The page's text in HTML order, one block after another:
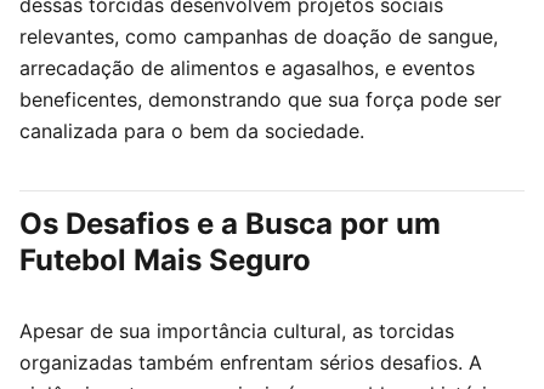
dessas torcidas desenvolvem projetos sociais
relevantes, como campanhas de doação de sangue,
arrecadação de alimentos e agasalhos, e eventos
beneficentes, demonstrando que sua força pode ser
canalizada para o bem da sociedade.
Os Desafios e a Busca por um
Futebol Mais Seguro
Apesar de sua importância cultural, as torcidas
organizadas também enfrentam sérios desafios. A